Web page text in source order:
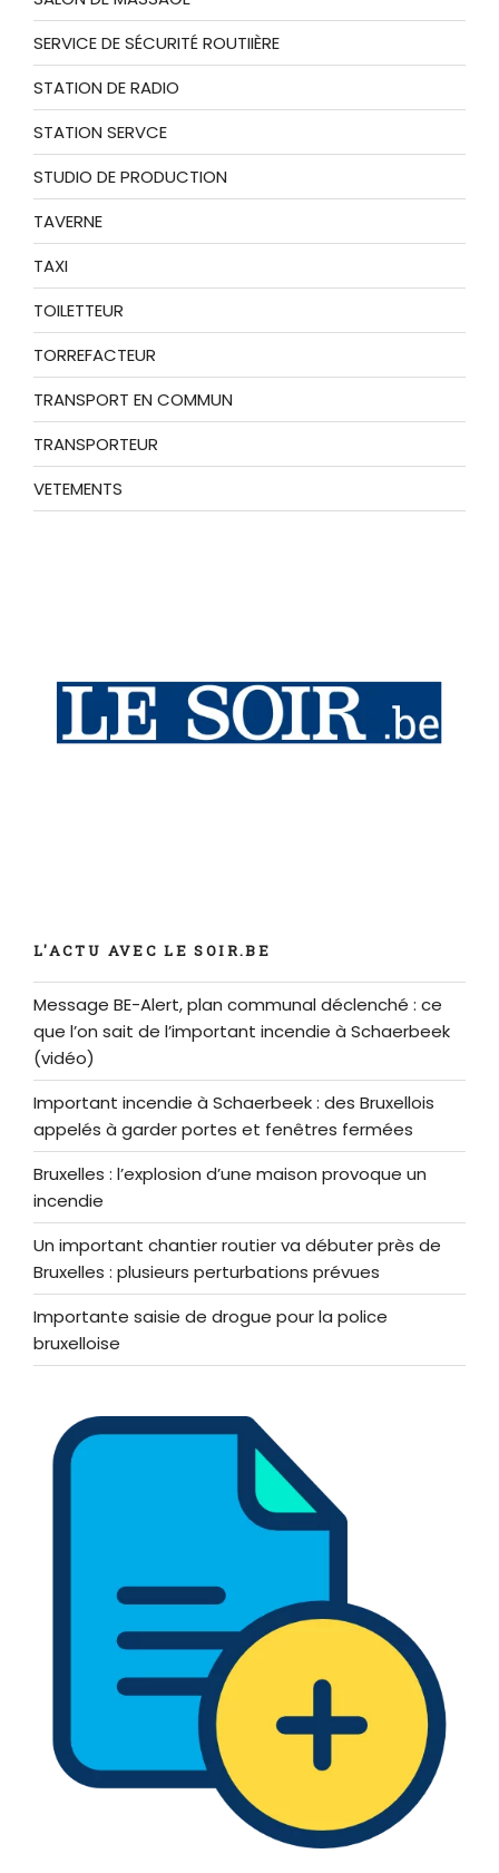
SERVICE DE SÉCURITÉ ROUTIIÈRE
STATION DE RADIO
STATION SERVCE
STUDIO DE PRODUCTION
TAVERNE
TAXI
TOILETTEUR
TORREFACTEUR
TRANSPORT EN COMMUN
TRANSPORTEUR
VETEMENTS
L'ACTU AVEC LE SOIR.BE
Message BE-Alert, plan communal déclenché : ce
que l’on sait de l’important incendie à Schaerbeek
(vidéo)
Important incendie à Schaerbeek : des Bruxellois
appelés à garder portes et fenêtres fermées
Bruxelles : l’explosion d’une maison provoque un
incendie
Un important chantier routier va débuter près de
Bruxelles : plusieurs perturbations prévues
Importante saisie de drogue pour la police
bruxelloise